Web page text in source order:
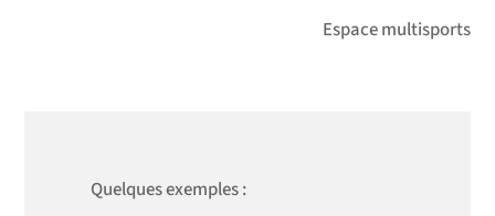
Espace multisports
Quelques exemples :